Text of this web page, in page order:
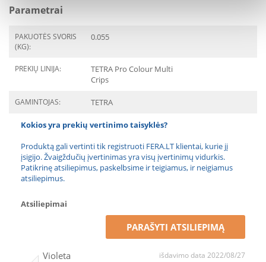
Parametrai
PAKUOTĖS SVORIS
(KG):
0.055
PREKIŲ LINIJA:
TETRA Pro Colour Multi
Crips
GAMINTOJAS: TETRA
Kokios yra prekių vertinimo taisyklės?
Produktą gali vertinti tik registruoti FERA.LT klientai, kurie jį
įsigijo. Žvaigždučių įvertinimas yra visų įvertinimų vidurkis.
Patikrinę atsiliepimus, paskelbsime ir teigiamus, ir neigiamus
atsiliepimus.
Atsiliepimai
PARAŠYTI ATSILIEPIMĄ
Violeta išdavimo data 2022/08/27